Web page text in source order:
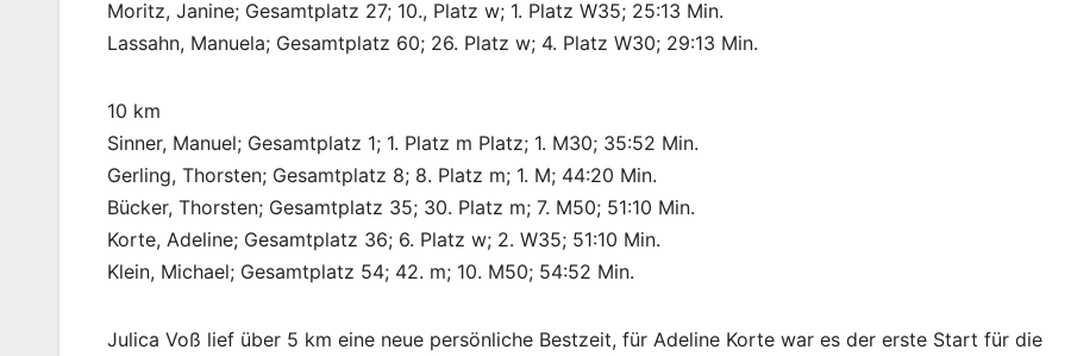
Moritz, Janine; Gesamtplatz 27; 10., Platz w; 1. Platz W35; 25:13 Min.
Lassahn, Manuela; Gesamtplatz 60; 26. Platz w; 4. Platz W30; 29:13 Min.
10 km
Sinner, Manuel; Gesamtplatz 1; 1. Platz m Platz; 1. M30; 35:52 Min.
Gerling, Thorsten; Gesamtplatz 8; 8. Platz m; 1. M; 44:20 Min.
Bücker, Thorsten; Gesamtplatz 35; 30. Platz m; 7. M50; 51:10 Min.
Korte, Adeline; Gesamtplatz 36; 6. Platz w; 2. W35; 51:10 Min.
Klein, Michael; Gesamtplatz 54; 42. m; 10. M50; 54:52 Min.
Julica Voß lief über 5 km eine neue persönliche Bestzeit, für Adeline Korte war es der erste Start für die